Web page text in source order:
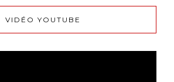
VIDÉO YOUTUBE